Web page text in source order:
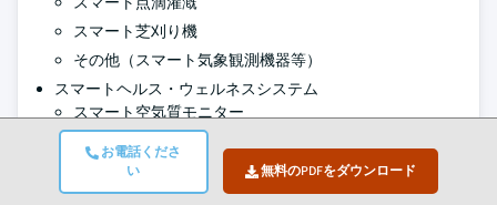
お電話くださ
い
無料のPDFをダウンロード
スマート芝刈り機
その他（スマート気象観測機器等）
スマートヘルス・ウェルネスシステム
スマート空気質モニター
スマート睡眠モニター
スマート薬剤ディスペンサー
その他（スマート転倒検知システム等）